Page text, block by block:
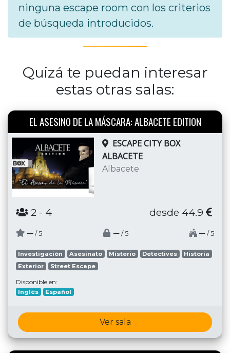
ninguna escape room con los criterios
de búsqueda introducidos.
Quizá te puedan interesar
estas otras salas:
EL ASESINO DE LA MÁSCARA: ALBACETE EDITION
ESCAPE CITY BOX
ALBACETE
Albacete
2 - 4 desde 44.9
─ / 5 ─ / 5 ─ / 5
Investigación Asesinato Misterio Detectives
Historia
Exterior
Street Escape
Disponible en:
Inglés Español
Ver sala